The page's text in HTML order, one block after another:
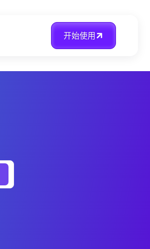
开始使用